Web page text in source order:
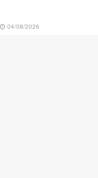
04/08/2026